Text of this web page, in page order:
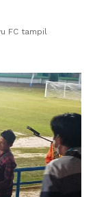
FC tampil